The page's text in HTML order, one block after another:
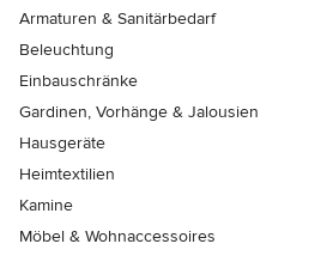
Armaturen & Sanitärbedarf
Beleuchtung
Einbauschränke
Gardinen, Vorhänge & Jalousien
Hausgeräte
Heimtextilien
Kamine
Möbel & Wohnaccessoires